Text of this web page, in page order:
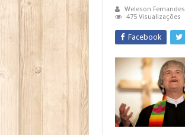
Weleson Fernandes
475 Visualizações
Facebook